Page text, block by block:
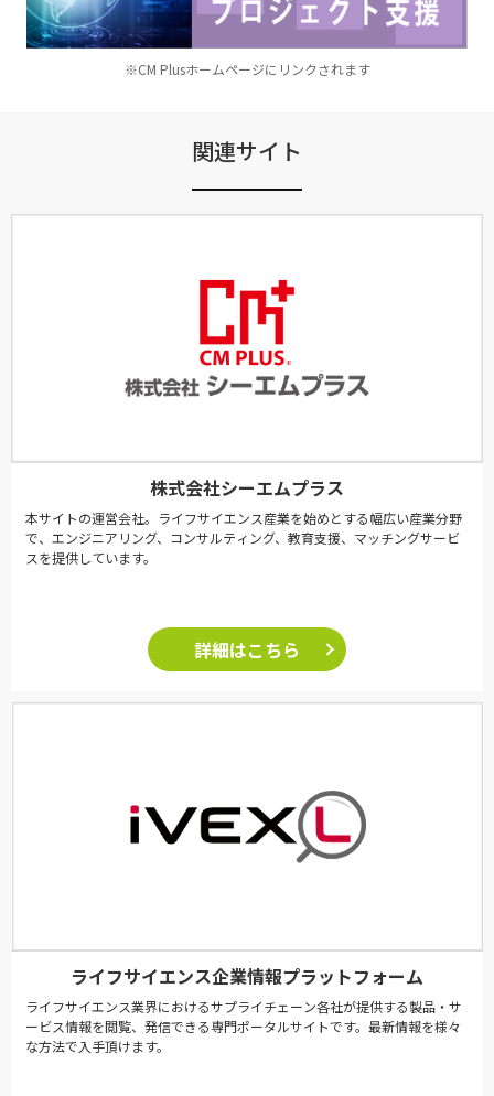
※CM Plusホームページにリンクされます
関連サイト
株式会社シーエムプラス
本サイトの運営会社。ライフサイエンス産業を始めとする幅広い産業分野
で、エンジニアリング、コンサルティング、教育支援、マッチングサービ
スを提供しています。
詳細はこちら
ライフサイエンス企業情報プラットフォーム
ライフサイエンス業界におけるサプライチェーン各社が提供する製品・サ
ービス情報を閲覧、発信できる専門ポータルサイトです。最新情報を様々
な方法で入手頂けます。